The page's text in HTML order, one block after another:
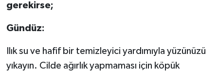
gerekirse;
Gündüz:
Ilık su ve hafif bir temizleyici yardımıyla yüzünüzü
yıkayın. Cilde ağırlık yapmaması için köpük